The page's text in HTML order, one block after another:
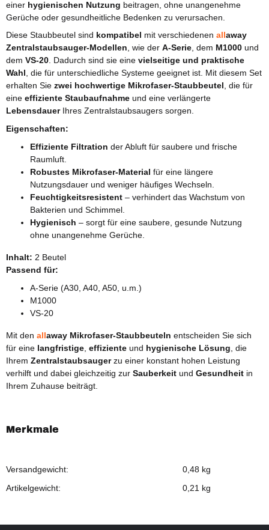
einer hygienischen Nutzung beitragen, ohne unangenehme
Gerüche oder gesundheitliche Bedenken zu verursachen.
Diese Staubbeutel sind kompatibel mit verschiedenen allaway
Zentralstaubsauger-Modellen, wie der A-Serie, dem M1000 und
dem VS-20. Dadurch sind sie eine vielseitige und praktische
Wahl, die für unterschiedliche Systeme geeignet ist. Mit diesem Set
erhalten Sie zwei hochwertige Mikrofaser-Staubbeutel, die für
eine effiziente Staubaufnahme und eine verlängerte
LebensdauerIhres Zentralstaubsaugers sorgen.
Eigenschaften:
Effiziente Filtration der Abluft für saubere und frische
Raumluft.
Robustes Mikrofaser-Material für eine längere
Nutzungsdauer und weniger häufiges Wechseln.
Feuchtigkeitsresistent – verhindert das Wachstum von
Bakterien und Schimmel.
Hygienisch – sorgt für eine saubere, gesunde Nutzung
ohne unangenehme Gerüche.
Inhalt: 2 Beutel
Passend für:
A-Serie (A30, A40, A50, u.m.)
M1000
VS-20
Mit den allaway Mikrofaser-Staubbeuteln entscheiden Sie sich
für eine langfristige effiziente und hygienische Lösung , die
Ihrem Zentralstaubsaugerzu einer konstant hohen Leistung
verhilft und dabei gleichzeitig zur Sauberkeit und Gesundheit in
Ihrem Zuhause beiträgt.
Merkmale
Versandgewicht:
0,48 kg
Artikelgewicht:
0,21 kg